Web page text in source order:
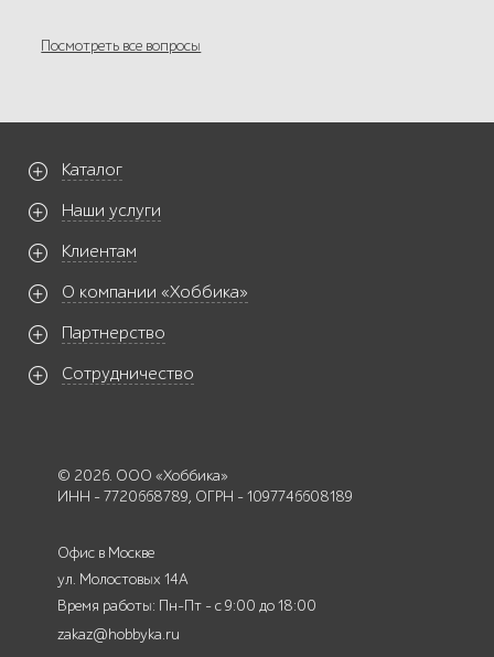
Посмотреть все вопросы
Каталог
Наши услуги
Клиентам
О компании «Хоббика»
Партнерство
Сотрудничество
© 2026. ООО «Хоббика»
ИНН - 7720668789, ОГРН - 1097746608189
Офис в Москве
ул. Молостовых 14А
Время работы: Пн-Пт - с 9:00 до 18:00
zakaz@hobbyka.ru